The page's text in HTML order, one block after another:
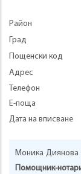
Район
Град
Пощенски код
Адрес
Телефон
Е-поща
Дата на вписване
Моника Диянова
Помощник-